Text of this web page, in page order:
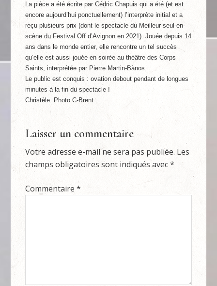
La pièce a été écrite par Cédric Chapuis qui a été (et est
encore aujourd’hui ponctuellement) l’interprète initial et a
reçu plusieurs prix (dont le spectacle du Meilleur seul-en-
scène du Festival Off d’Avignon en 2021). Jouée depuis 14
ans dans le monde entier, elle rencontre un tel succès
qu’elle est aussi jouée en soirée au théâtre des Corps
Saints, interprétée par Pierre Martin-Bànos.
Le public est conquis : ovation debout pendant de longues
minutes à la fin du spectacle !
Christèle. Photo C-Brent
Laisser un commentaire
Votre adresse e-mail ne sera pas publiée. Les
champs obligatoires sont indiqués avec*
Commentaire*